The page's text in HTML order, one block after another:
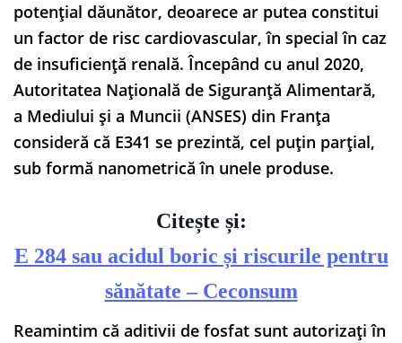
potențial dăunător, deoarece ar putea constitui
un factor de risc cardiovascular, în special în caz
de insuficiență renală. Începând cu anul 2020,
Autoritatea Națională de Siguranță Alimentară,
a Mediului și a Muncii (ANSES) din Franța
consideră că E341 se prezintă, cel puțin parțial,
sub formă nanometrică în unele produse.
Citește și:
E 284 sau acidul boric și riscurile pentru
sănătate – Ceconsum
Reamintim că aditivii de fosfat sunt autorizați în